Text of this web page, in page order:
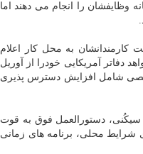
است. بیشتر کارمندان بخش اداری آمازون از زمان شروع پاندمی کووید ۱۹، از خانه وظایفشان را انجام می دهند اما
کارمندانشان به محل کار اعلام
دفاتر آمریکایی خودرا از آوریل
شامل افزایش دسترس پذیری
سال ۲۰۲۱ به محل کار برگردند و بگفته سیکُنی، دستورالعمل فوق به قوت
شرایط محلی، برنامه های زمانی